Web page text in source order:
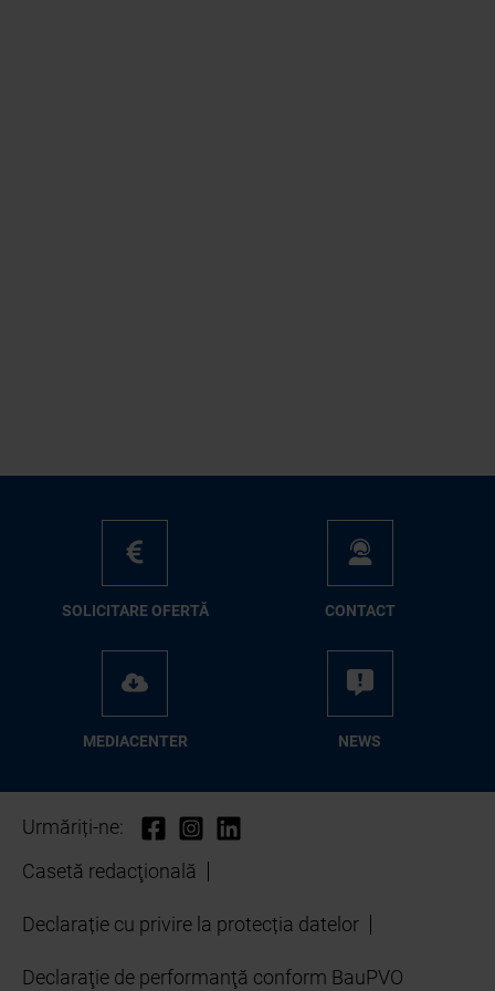
SO­LI­CI­TA­RE OFER­TĂ CON­TA­CT
ME­D­IA­CEN­TER NEWS
Urmăriți-ne:
Casetă redacţională
Declarație cu privire la protecția datelor
Declaraţie de performanţă conform BauPVO